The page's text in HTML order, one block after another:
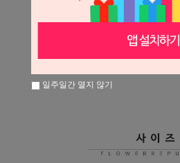
일주일간 열지 않기